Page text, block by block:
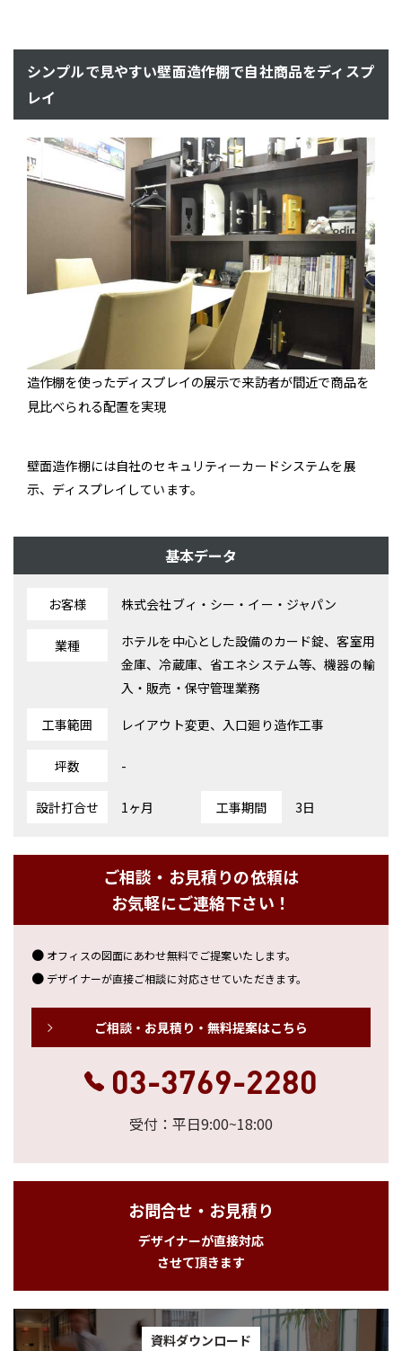
シンプルで見やすい壁面造作棚で自社商品をディスプ
レイ
造作棚を使ったディスプレイの展示で来訪者が間近で商品を
見比べられる配置を実現
壁面造作棚には自社のセキュリティーカードシステムを展
示、ディスプレイしています。
基本データ
お客様 株式会社ブィ・シー・イー・ジャパン
業種
ホテルを中心とした設備のカード錠、客室用
金庫、冷蔵庫、省エネシステム等、機器の輸
入・販売・保守管理業務
工事範囲 レイアウト変更、入口廻り造作工事
坪数 -
設計打合せ 1ヶ月 工事期間 3日
ご相談・お見積りの依頼は
お気軽にご連絡下さい！
オフィスの図面にあわせ無料でご提案いたします。
デザイナーが直接ご相談に対応させていただきます。
ご相談・お見積り・無料提案はこちら
03-3769-2280
受付：平日9:00~18:00
お問合せ・お見積り
デザイナーが直接対応
させて頂きます
資料ダウンロード